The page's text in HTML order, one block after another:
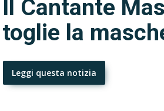
Il Cantante
toglie la
Leggi questa notizia